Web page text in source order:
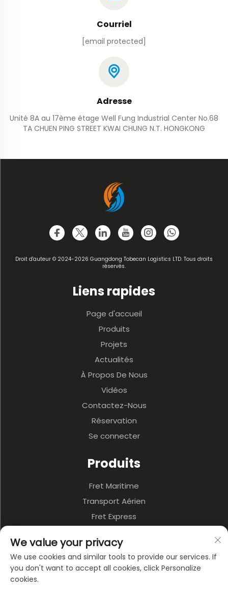
Courriel
[email protected]
Adresse
Unité 8A au 17ème étage Well Fung Industrial Center No.68
TA CHUEN PING STREET KWAI CHUNG N.T. HONGKONG
Droit d'auteur © 2024-2026 Guangdong Tobecan Logistics LTD. Tous droits
réservés.
Liens rapides
Page d'accueil
Produits
Projets
Actualités
À Propos De Nous
Vidéos
Contactez-Nous
Réservation
Se connecter
Produits
Fret Maritime
Transport Aérien
Fret Express
Transport Terrestre
Transport Multimodal
We value your privacy
We use cookies and similar tools to provide our services. If
you don't want to accept all cookies, click Personalize
cookies.